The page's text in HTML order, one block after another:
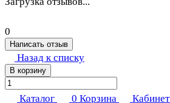
0
Написать отзыв
Назад к списку
В корзину
Каталог 0 Корзина Кабинет